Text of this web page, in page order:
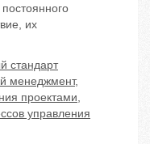
их
стандарт
менеджмент,
проектами,
управления